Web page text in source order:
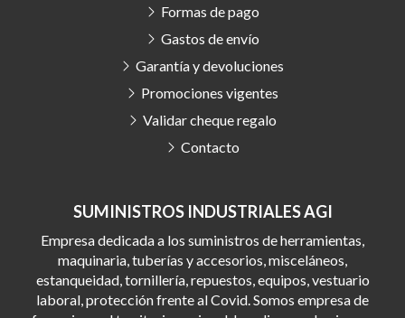
SUMINISTROS INDUSTRIALES AGI
Empresa dedicada a los suministros de herramientas,
maquinaria, tuberías y accesorios, misceláneos,
estanqueidad, tornillería, repuestos, equipos, vestuario
laboral, protección frente al Covid. Somos empresa de
Formas de pago
Gastos de envío
Garantía y devoluciones
Promociones vigentes
Validar cheque regalo
Contacto